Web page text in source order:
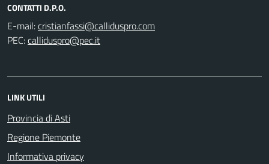
CONTATTI D.P.O.
E-mail:
PEC:
LINK UTILI
Provincia di Asti
Regione Piemonte
Informativa privacy